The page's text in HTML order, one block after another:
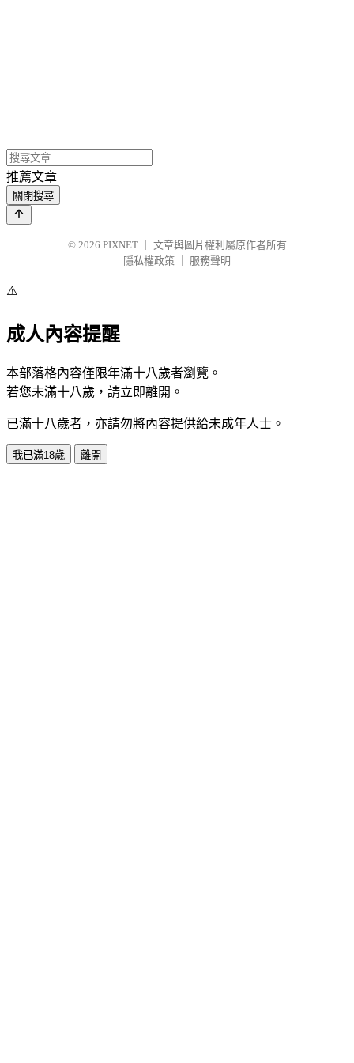
推薦文章
關閉搜尋
© 2026 PIXNET
文章與圖片權利屬原作者所有
隱私權政策
服務聲明
⚠️
成人內容提醒
本部落格內容僅限年滿十八歲者瀏覽。
若您未滿十八歲，請立即離開。
已滿十八歲者，亦請勿將內容提供給未成年人士。
我已滿18歲 離開